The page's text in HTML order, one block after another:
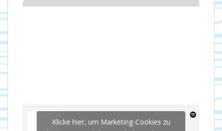
Klicke hier, um Marketing-Cookies zu